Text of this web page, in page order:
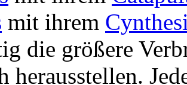
mit ihrem
die größere
herausstellen.